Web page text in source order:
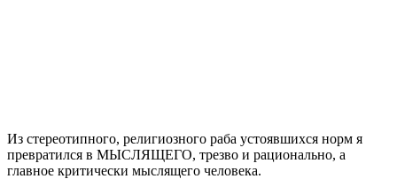
Из стереотипного, религиозного раба устоявшихся норм я
превратился в МЫСЛЯЩЕГО, трезво и рационально, а
главное критически мыслящего человека.